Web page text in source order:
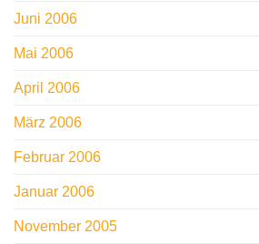
Juni 2006
Mai 2006
April 2006
März 2006
Februar 2006
Januar 2006
November 2005